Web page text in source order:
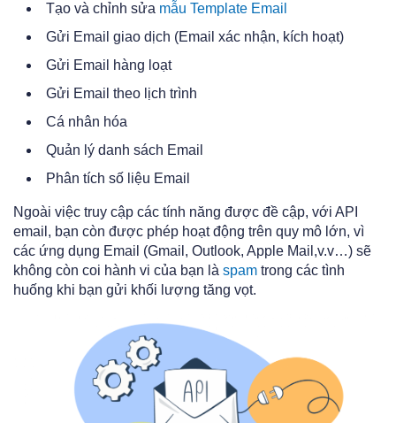
Tạo và chỉnh sửa mẫu Template Email
Gửi Email giao dịch (Email xác nhận, kích hoạt)
Gửi Email hàng loạt
Gửi Email theo lịch trình
Cá nhân hóa
Quản lý danh sách Email
Phân tích số liệu Email
Ngoài việc truy cập các tính năng được đề cập, với API
email, bạn còn được phép hoạt động trên quy mô lớn, vì
các ứng dụng Email (Gmail, Outlook, Apple Mail,v.v…) sẽ
không còn coi hành vi của bạn là spam trong các tình
huống khi bạn gửi khối lượng tăng vọt.